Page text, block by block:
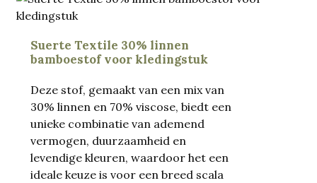
Suerte Textile 30% linnen
bamboestof voor kledingstuk
Deze stof, gemaakt van een mix van
30% linnen en 70% viscose, biedt een
unieke combinatie van ademend
vermogen, duurzaamheid en
levendige kleuren, waardoor het een
ideale keuze is voor een breed scala